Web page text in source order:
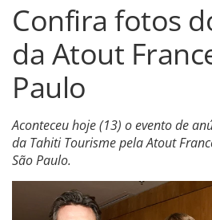
Confira fotos
da Atout
Paulo
Aconteceu hoje (13) o evento de
da Tahiti Tourisme pela Atout
São Paulo.